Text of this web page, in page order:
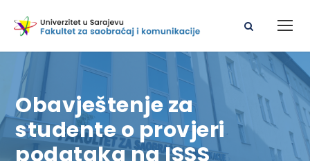
Obavještenje za
studente o provjeri
podataka na ISSS